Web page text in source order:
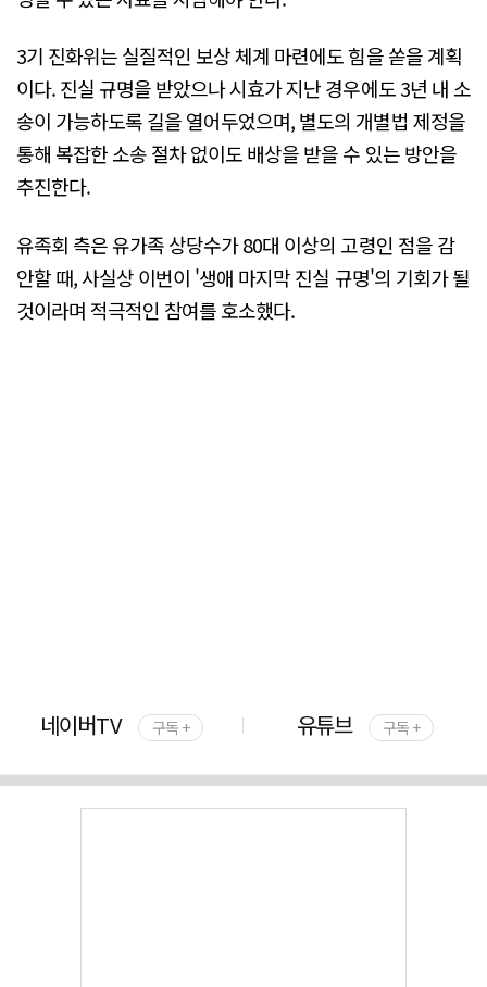
3기 진화위는 실질적인 보상 체계 마련에도 힘을 쏟을 계획
이다. 진실 규명을 받았으나 시효가 지난 경우에도 3년 내 소
송이 가능하도록 길을 열어두었으며, 별도의 개별법 제정을
통해 복잡한 소송 절차 없이도 배상을 받을 수 있는 방안을
추진한다.
유족회 측은 유가족 상당수가 80대 이상의 고령인 점을 감
안할 때, 사실상 이번이 '생애 마지막 진실 규명'의 기회가 될
것이라며 적극적인 참여를 호소했다.
네이버TV 구독 + 유튜브 구독 +